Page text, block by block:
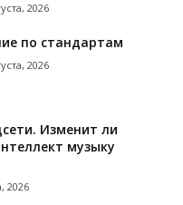
2026
по стандартам
2026
Изменит ли
музыку
2026